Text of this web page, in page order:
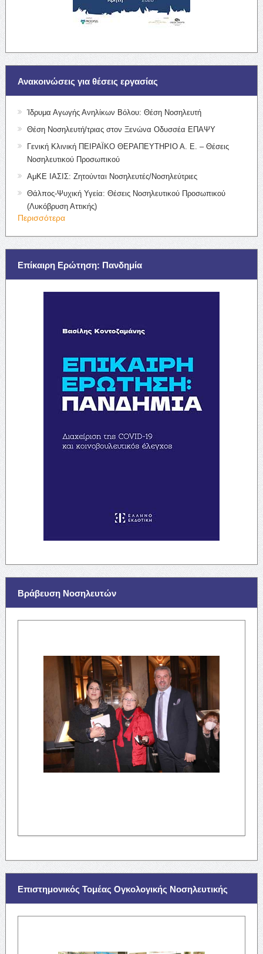
Ανακοινώσεις για θέσεις εργασίας
Ίδρυμα Αγωγής Ανηλίκων Βόλου: Θέση Νοσηλευτή
Θέση Νοσηλευτή/τριας στον Ξενώνα Οδυσσέα ΕΠΑΨΥ
Γενική Κλινική ΠΕΙΡΑΪΚΟ ΘΕΡΑΠΕΥΤΗΡΙΟ Α. Ε. – Θέσεις
Νοσηλευτικού Προσωπικού
ΑμΚΕ ΙΑΣΙΣ: Ζητούνται Νοσηλευτές/Νοσηλεύτριες
Θάλπος-Ψυχική Υγεία: Θέσεις Νοσηλευτικού Προσωπικού
(Λυκόβρυση Αττικής)
Περισσότερα
Επίκαιρη Ερώτηση: Πανδημία
Βράβευση Νοσηλευτών
Επιστημονικός Τομέας Ογκολογικής Νοσηλευτικής